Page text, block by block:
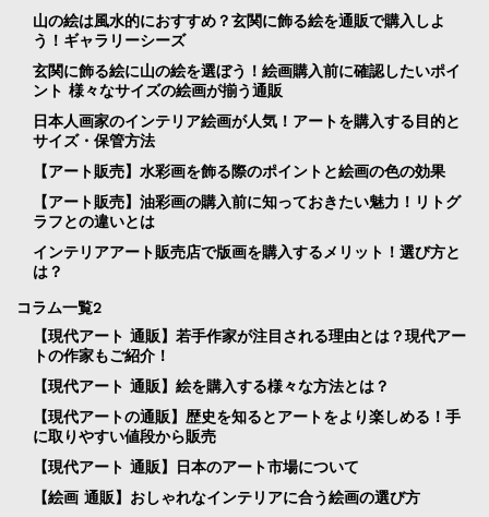
山の絵は風水的におすすめ？玄関に飾る絵を通販で購入しよ
う！ギャラリーシーズ
玄関に飾る絵に山の絵を選ぼう！絵画購入前に確認したいポイ
ント 様々なサイズの絵画が揃う通販
日本人画家のインテリア絵画が人気！アートを購入する目的と
サイズ・保管方法
【アート販売】水彩画を飾る際のポイントと絵画の色の効果
【アート販売】油彩画の購入前に知っておきたい魅力！リトグ
ラフとの違いとは
インテリアアート販売店で版画を購入するメリット！選び方と
は？
コラム一覧2
【現代アート 通販】若手作家が注目される理由とは？現代アー
トの作家もご紹介！
【現代アート 通販】絵を購入する様々な方法とは？
【現代アートの通販】歴史を知るとアートをより楽しめる！手
に取りやすい値段から販売
【現代アート 通販】日本のアート市場について
【絵画 通販】おしゃれなインテリアに合う絵画の選び方